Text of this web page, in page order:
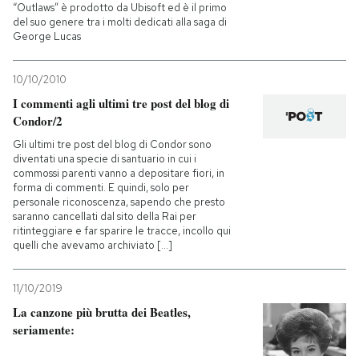
“Outlaws” è prodotto da Ubisoft ed è il primo
del suo genere tra i molti dedicati alla saga di
George Lucas
10/10/2010
I commenti agli ultimi tre post del blog di
Condor/2
Gli ultimi tre post del blog di Condor sono
diventati una specie di santuario in cui i
commossi parenti vanno a depositare fiori, in
forma di commenti. E quindi, solo per
personale riconoscenza, sapendo che presto
saranno cancellati dal sito della Rai per
ritinteggiare e far sparire le tracce, incollo qui
quelli che avevamo archiviato [...]
11/10/2019
La canzone più brutta dei Beatles,
seriamente: